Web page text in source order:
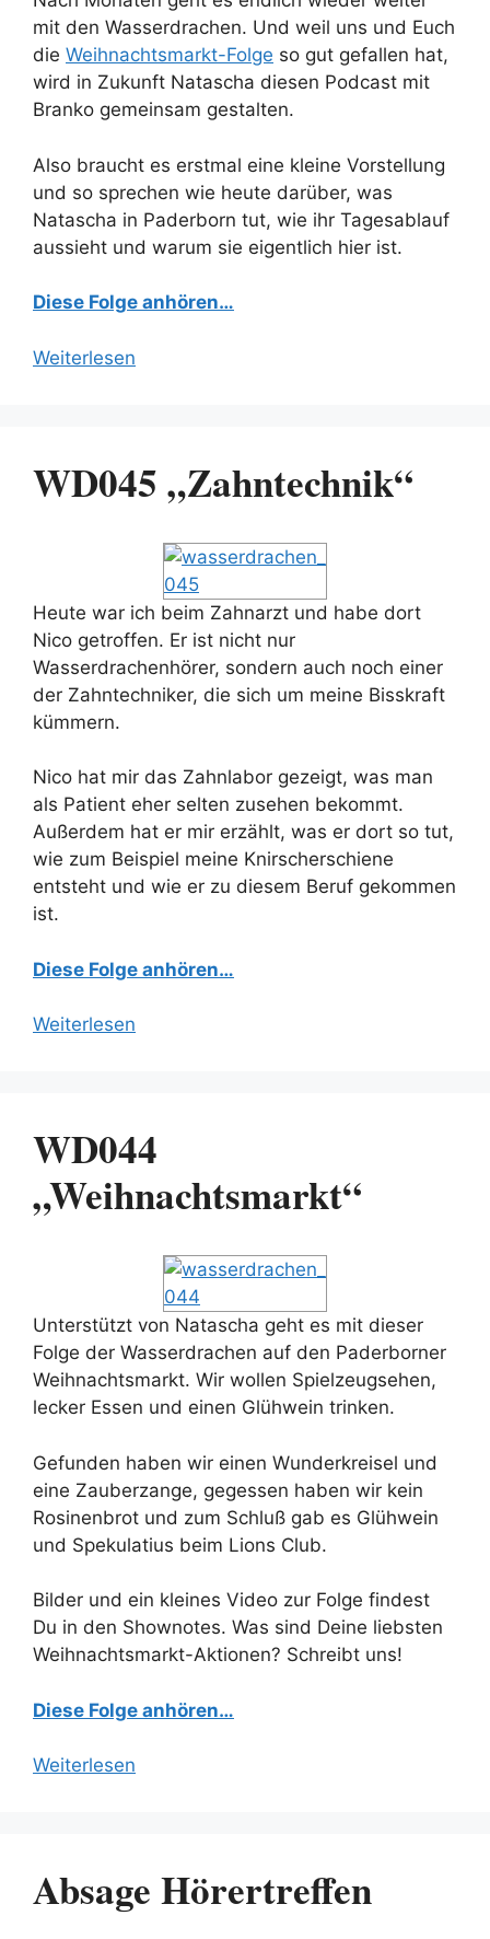
mit den Wasserdrachen. Und weil uns und Euch
die Weihnachtsmarkt-Folge so gut gefallen hat,
wird in Zukunft Natascha diesen Podcast mit
Branko gemeinsam gestalten.
Also braucht es erstmal eine kleine Vorstellung
und so sprechen wie heute darüber, was
Natascha in Paderborn tut, wie ihr Tagesablauf
aussieht und warum sie eigentlich hier ist.
Diese Folge anhören…
Weiterlesen
WD045 „Zahntechnik“
Heute war ich beim Zahnarzt und habe dort
Nico getroffen. Er ist nicht nur
Wasserdrachenhörer, sondern auch noch einer
der Zahntechniker, die sich um meine Bisskraft
kümmern.
Nico hat mir das Zahnlabor gezeigt, was man
als Patient eher selten zusehen bekommt.
Außerdem hat er mir erzählt, was er dort so tut,
wie zum Beispiel meine Knirscherschiene
entsteht und wie er zu diesem Beruf gekommen
ist.
Diese Folge anhören…
Weiterlesen
WD044
„Weihnachtsmarkt“
Unterstützt von Natascha geht es mit dieser
Folge der Wasserdrachen auf den Paderborner
Weihnachtsmarkt. Wir wollen Spielzeugsehen,
lecker Essen und einen Glühwein trinken.
Gefunden haben wir einen Wunderkreisel und
eine Zauberzange, gegessen haben wir kein
Rosinenbrot und zum Schluß gab es Glühwein
und Spekulatius beim Lions Club.
Bilder und ein kleines Video zur Folge findest
Du in den Shownotes. Was sind Deine liebsten
Weihnachtsmarkt-Aktionen? Schreibt uns!
Diese Folge anhören…
Weiterlesen
Absage Hörertreffen